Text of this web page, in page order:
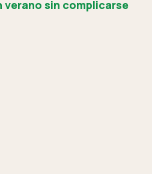
verano sin complicarse